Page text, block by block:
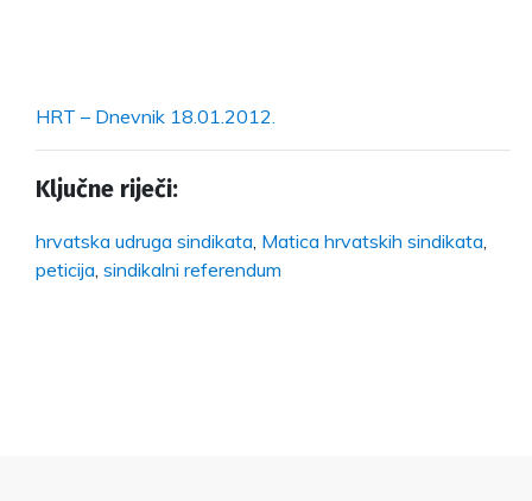
HRT – Dnevnik 18.01.2012.
Ključne riječi:
hrvatska udruga sindikata Matica hrvatskih sindikata
peticija sindikalni referendum